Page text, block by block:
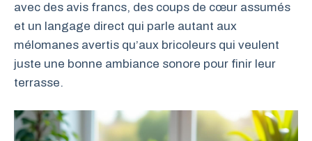
avec des avis francs, des coups de cœur assumés
et un langage direct qui parle autant aux
mélomanes avertis qu’aux bricoleurs qui veulent
juste une bonne ambiance sonore pour finir leur
terrasse.